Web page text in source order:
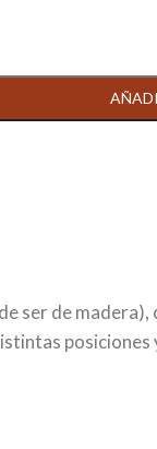
ser de